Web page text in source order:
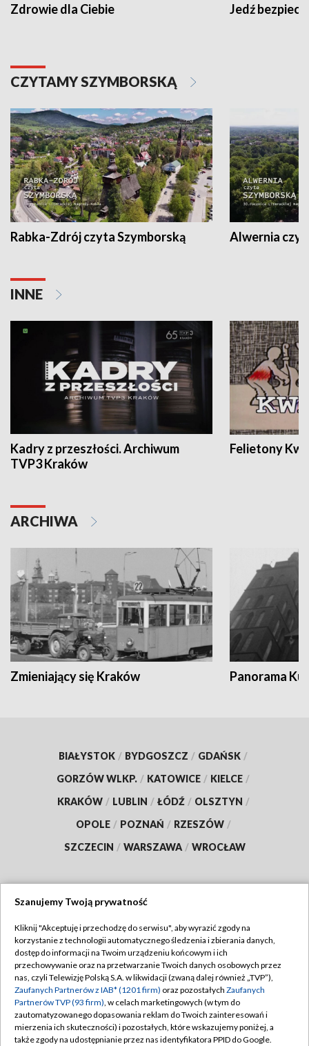
Zdrowie dla Ciebie Jedź
CZYTAMY SZYMBORSKĄ
Rabka-Zdrój czyta Szymborską Alwernia
INNE
Kadry z przeszłości. Archiwum
TVP3 Kraków
Felietony
ARCHIWA
Zmieniający się Kraków Panorama
BIAŁYSTOK / BYDGOSZCZ / GDAŃSK /
GORZÓW WLKP. / KATOWICE / KIELCE /
KRAKÓW / LUBLIN / ŁÓDŹ / OLSZTYN /
OPOLE / POZNAŃ / RZESZÓW /
SZCZECIN / WARSZAWA / WROCŁAW
TVP
Abonament TVP
Emisja w TVP
Centrum informacji TVP
Naziemna Telewizja Cyfrowa
Regulamin TVP
Polityka prywatności
Moje zgody
Pomoc
Szanujemy Twoją prywatność
Kliknij "Akceptuję i przechodzę do serwisu", aby wyrazić zgody na
korzystanie z technologii automatycznego śledzenia i zbierania danych,
dostęp do informacji na Twoim urządzeniu końcowym i ich
przechowywanie oraz na przetwarzanie Twoich danych osobowych przez
nas, czyli Telewizję Polską S.A. w likwidacji (zwaną dalej również „TVP”),
Zaufanych Partnerów z IAB* (1201 firm) oraz pozostałych Zaufanych
Partnerów TVP (93 firm), w celach marketingowych (w tym do
zautomatyzowanego dopasowania reklam do Twoich zainteresowań i
mierzenia ich skuteczności) i pozostałych, które wskazujemy poniżej, a
także zgody na udostępnianie przez nas identyfikatora PPID do Google.